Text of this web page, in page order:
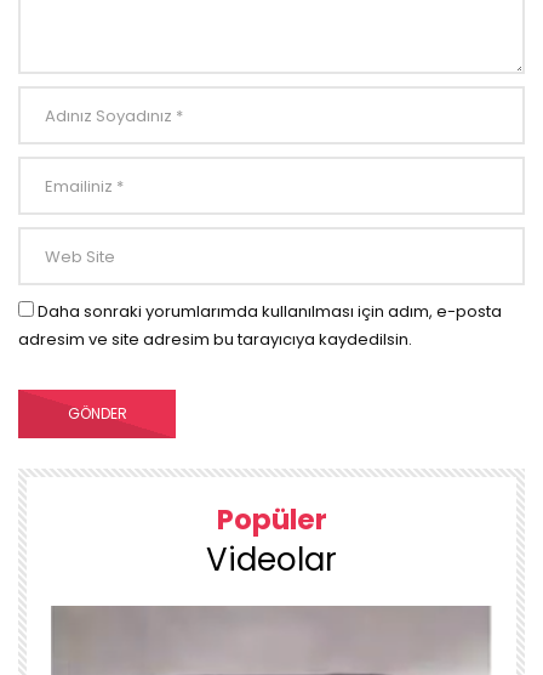
Daha sonraki yorumlarımda kullanılması için adım, e-posta
adresim ve site adresim bu tarayıcıya kaydedilsin.
Popüler
Videolar